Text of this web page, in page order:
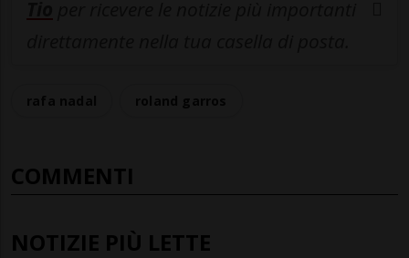
COMMENTI
NOTIZIE PIÙ LETTE